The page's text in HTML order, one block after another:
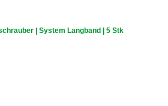
| System Langband | 5 Stk